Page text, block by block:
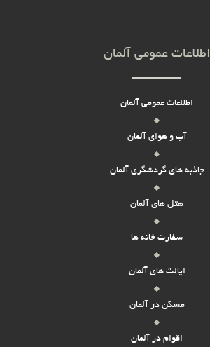
اطلاعات عمومی آلمان
اطلاعات عمومی آلمان
آب و هوای آلمان
جاذبه های گردشگری آلمان
هتل های آلمان
سفارت خانه ها
ایالت های آلمان
مسکن در آلمان
اقوام در آلمان